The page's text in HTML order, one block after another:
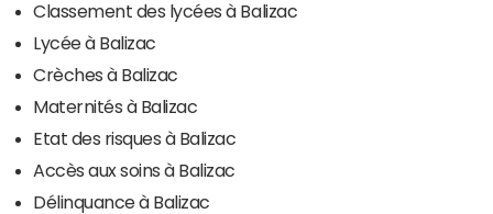
Classement des lycées à Balizac
Lycée à Balizac
Crèches à Balizac
Maternités à Balizac
Etat des risques à Balizac
Accès aux soins à Balizac
Délinquance à Balizac